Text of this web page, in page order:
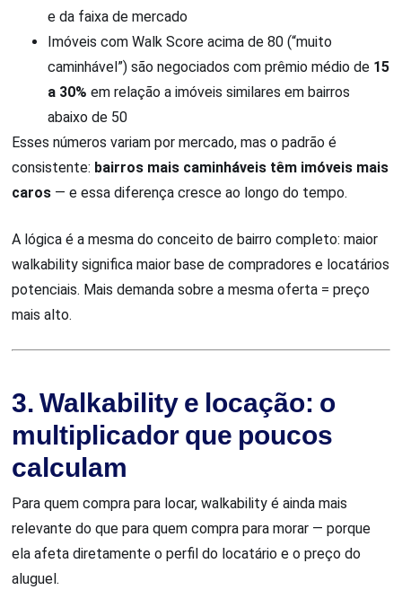
e da faixa de mercado
Imóveis com Walk Score acima de 80 (“muito
caminhável”) são negociados com prêmio médio de 15
a 30% em relação a imóveis similares em bairros
abaixo de 50
Esses números variam por mercado, mas o padrão é
consistente: bairros mais caminháveis têm imóveis mais
caros — e essa diferença cresce ao longo do tempo.
A lógica é a mesma do conceito de bairro completo: maior
walkability significa maior base de compradores e locatários
potenciais. Mais demanda sobre a mesma oferta = preço
mais alto.
3. Walkability e locação: o
multiplicador que poucos
calculam
Para quem compra para locar, walkability é ainda mais
relevante do que para quem compra para morar — porque
ela afeta diretamente o perfil do locatário e o preço do
aluguel.